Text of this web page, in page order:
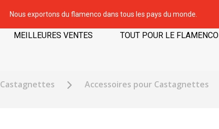
Nous exportons du flamenco dans tous les pays du monde.
MEILLEURES VENTES TOUT POUR LE FLAMENCO
Castagnettes Accessoires pour Castagnettes